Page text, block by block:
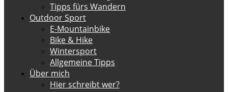
Tipps fürs Wandern
Outdoor Sport
E-Mountainbike
Bike & Hike
Wintersport
Allgemeine Tipps
Über mich
Hier schreibt wer?